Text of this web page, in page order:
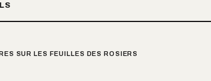
SUR LES FEUILLES DES ROSIERS